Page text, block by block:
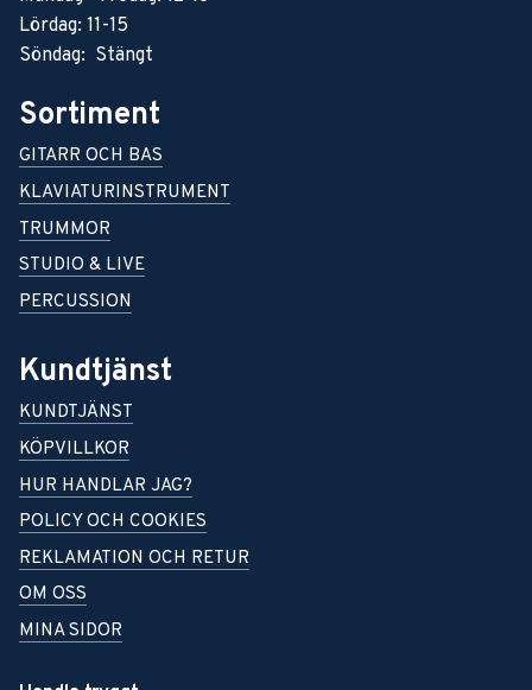
Lördag: 11-15
Söndag: Stängt
Sortiment
GITARR OCH BAS
KLAVIATURINSTRUMENT
TRUMMOR
STUDIO & LIVE
PERCUSSION
Kundtjänst
KUNDTJÄNST
KÖPVILLKOR
HUR HANDLAR JAG?
POLICY OCH COOKIES
REKLAMATION OCH RETUR
OM OSS
MINA SIDOR